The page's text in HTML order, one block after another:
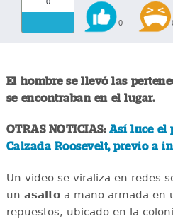
0
El hombre se llevó las
se encontraban en el lugar.
OTRAS NOTICIAS: Así luce el
Calzada Roosevelt, previo a
Un video se viraliza en redes
un asaltoa mano armada en
repuestos, ubicado en la